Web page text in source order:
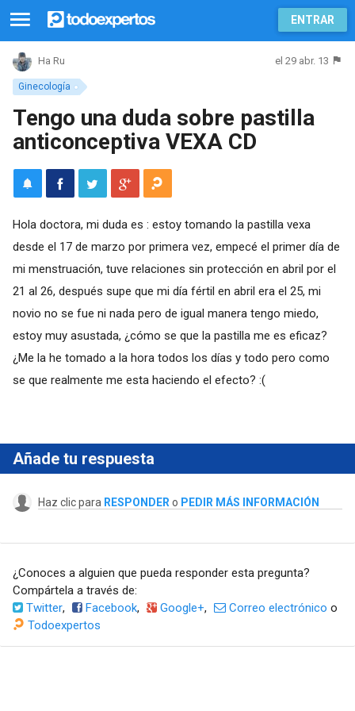
ENTRAR
Ginecología
Ha Ru el 29 abr. 13
Tengo una duda sobre pastilla
anticonceptiva VEXA CD
Hola doctora, mi duda es : estoy tomando la pastilla vexa
desde el 17 de marzo por primera vez, empecé el primer día de
mi menstruación, tuve relaciones sin protección en abril por el
21 al 26, después supe que mi día fértil en abril era el 25, mi
novio no se fue ni nada pero de igual manera tengo miedo,
estoy muy asustada, ¿cómo se que la pastilla me es eficaz?
¿Me la he tomado a la hora todos los días y todo pero como
se que realmente me esta haciendo el efecto? :(
Añade tu respuesta
Haz clic para RESPONDER o PEDIR MÁS INFORMACIÓN
¿Conoces a alguien que pueda responder esta pregunta?
Compártela a través de:
Twitter, Facebook, Google+, Correo electrónico o
Todoexpertos